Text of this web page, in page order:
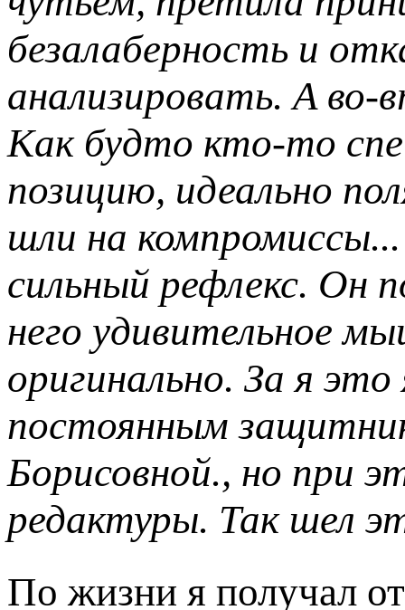
безалаберность и
анализировать. А во-
Как будто кто-то
позицию, идеально
шли на
сильный рефлекс. Он
него удивительное
оригинально. За я
постоянным
Борисовной., но при
редактуры. Так шел
По жизни я получал